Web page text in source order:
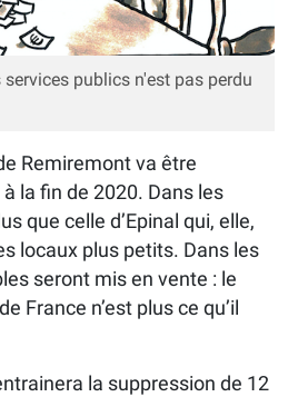
services publics n'est pas perdu
Remiremont va être
la fin de 2020. Dans les
que celle d’Epinal qui, elle,
locaux plus petits. Dans les
seront mis en vente : le
France n’est plus ce qu’il
la suppression de 12